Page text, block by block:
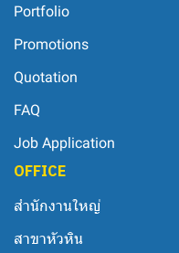
Portfolio
Promotions
Quotation
FAQ
Job Application
OFFICE
สำนักงานใหญ่
สาขาหัวหิน